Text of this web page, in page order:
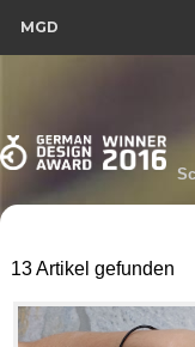
MGD
13 Artikel gefunden